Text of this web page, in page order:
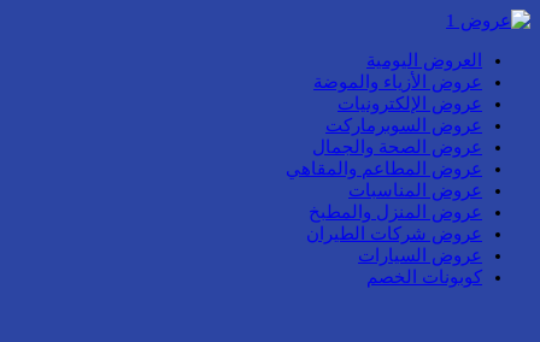
العروض اليومية
عروض الأزياء والموضة
عروض الإلكترونيات
عروض السوبرماركت
عروض الصحة والجمال
عروض المطاعم والمقاهي
عروض المناسبات
عروض المنزل والمطبخ
عروض شركات الطيران
عروض السيارات
كوبونات الخصم